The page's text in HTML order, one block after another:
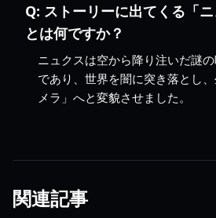
Q: ストーリーに出てくる「
とは何ですか？
ニュクスは空から降り注いだ謎
であり、世界を闇に突き落とし
メラ」へと変貌させました。
関連記事